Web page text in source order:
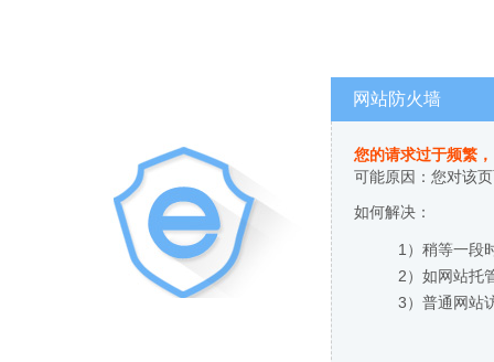
网站防火墙
您的请求过于频繁
可能原因：您对该
如何解决：
1）稍等一段
2）如网站托
3）普通网站